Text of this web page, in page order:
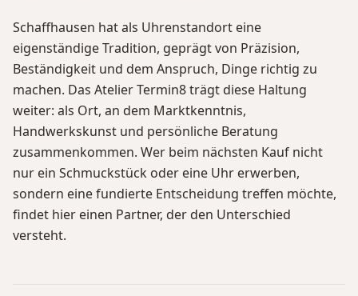
Schaffhausen hat als Uhrenstandort eine
eigenständige Tradition, geprägt von Präzision,
Beständigkeit und dem Anspruch, Dinge richtig zu
machen. Das Atelier Termin8 trägt diese Haltung
weiter: als Ort, an dem Marktkenntnis,
Handwerkskunst und persönliche Beratung
zusammenkommen. Wer beim nächsten Kauf nicht
nur ein Schmuckstück oder eine Uhr erwerben,
sondern eine fundierte Entscheidung treffen möchte,
findet hier einen Partner, der den Unterschied
versteht.